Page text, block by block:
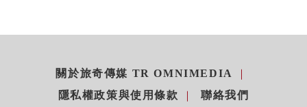
關於旅奇傳媒 TR OMNIMEDIA
隱私權政策與使用條款
聯絡我們